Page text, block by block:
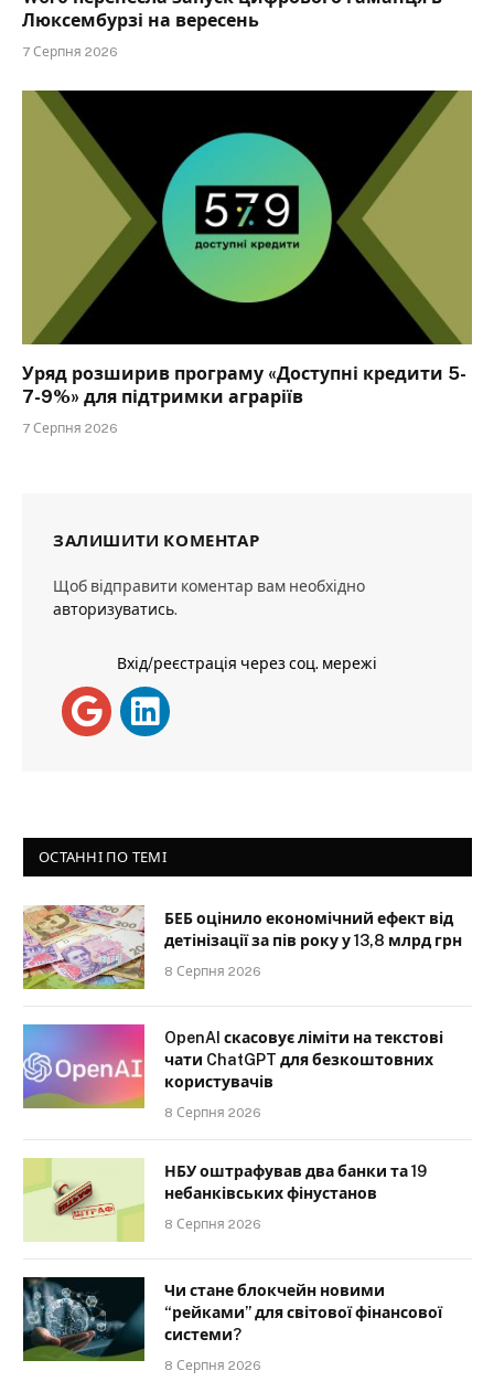
Люксембурзі на вересень
7 Серпня 2026
Уряд розширив програму «Доступні кредити 5-
7-9%» для підтримки аграріїв
7 Серпня 2026
ЗАЛИШИТИ КОМЕНТАР
Щоб відправити коментар вам необхідно
авторизуватись.
Вхід/реєстрація через соц. мережі
ОСТАННІ ПО ТЕМІ
БЕБ оцінило економічний ефект від
детінізації за пів року у 13,8 млрд грн
8 Серпня 2026
OpenAI скасовує ліміти на текстові
чати ChatGPT для безкоштовних
користувачів
8 Серпня 2026
НБУ оштрафував два банки та 19
небанківських фінустанов
8 Серпня 2026
Чи стане блокчейн новими
“рейками” для світової фінансової
системи?
8 Серпня 2026